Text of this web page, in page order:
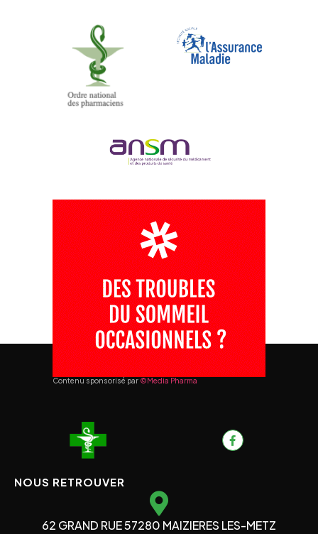
Contenu sponsorisé par ©Media Pharma
NOUS RETROUVER
62 GRAND RUE 57280 MAIZIERES LES-METZ